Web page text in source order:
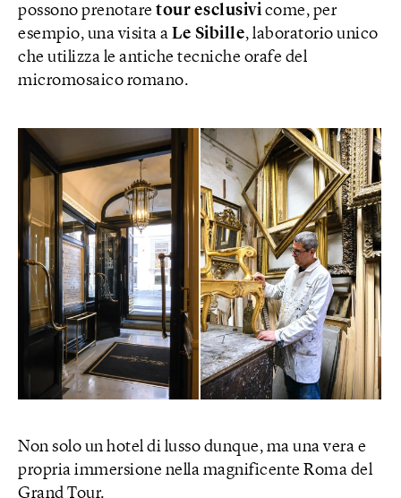
possono prenotare tour esclusivicome, per
esempio, una visita a Le Sibille, laboratorio unico
che utilizza le antiche tecniche orafe del
micromosaico romano.
Non solo un hotel di lusso dunque, ma una vera e
propria immersione nella magnificente Roma del
Grand Tour.